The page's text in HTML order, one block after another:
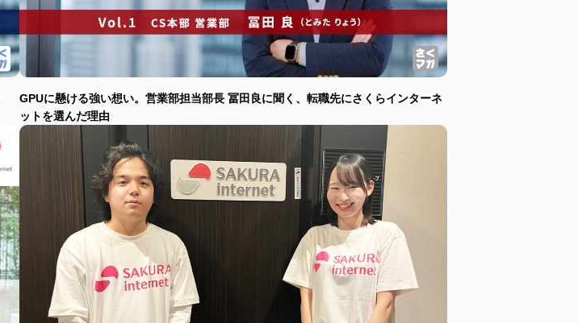
GPUに懸ける強い想い。営業部担当部長 冨田良に聞く、転職先にさくらインターネ
ットを選んだ理由